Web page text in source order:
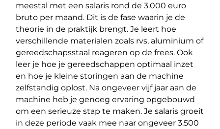
meestal met een salaris rond de 3.000 euro
bruto per maand. Dit is de fase waarin je de
theorie in de praktijk brengt. Je leert hoe
verschillende materialen zoals rvs, aluminium of
gereedschapsstaal reageren op de frees. Ook
leer je hoe je gereedschappen optimaal inzet
en hoe je kleine storingen aan de machine
zelfstandig oplost. Na ongeveer vijf jaar aan de
machine heb je genoeg ervaring opgebouwd
om een serieuze stap te maken. Je salaris groeit
in deze periode vaak mee naar ongeveer 3.500